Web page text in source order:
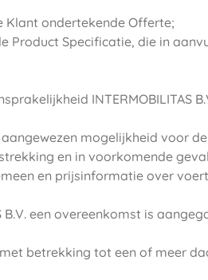
Klant ondertekende Offerte;
Product Specificatie, die in
INTERMOBILITAS
aangewezen mogelijkheid voor
en in voorkomende
en prijsinformatie over
een overeenkomst is
betrekking tot een of meer